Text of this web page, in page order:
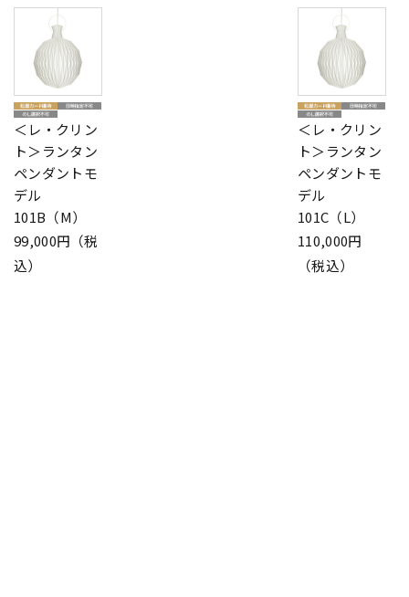
＜レ・クリン
ト＞ランタン
ペンダントモ
デル
101B（M）
99,000円（税
込）
＜レ・クリン
ト＞ランタン
ペンダントモ
デル
101C（L）
110,000円
（税込）